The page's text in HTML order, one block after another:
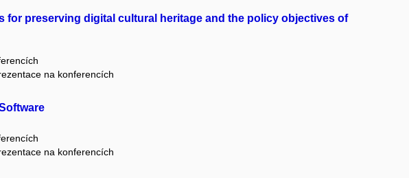
for preserving digital cultural heritage and the policy objectives of
na konferencích
na konferencích